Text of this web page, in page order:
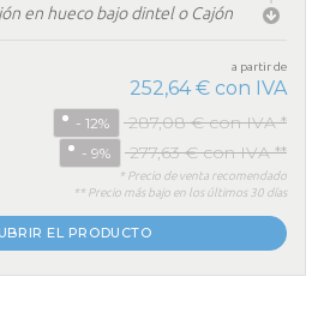
en hueco bajo dintel o Cajón
a partir de
252,64 € con IVA
- 12% 287,08 € con IVA *
- 9% 277,63 € con IVA **
* Precio de venta recomendado
** Precio más bajo en los últimos 30 días
EL PRODUCTO